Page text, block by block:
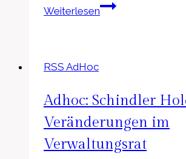
WeiterlesenEQS-
ASTA
Energy
AG
RSS AdHoc
Adhoc: Schindler
Veränderungen im
Verwaltungsrat